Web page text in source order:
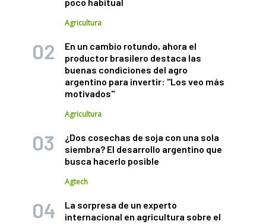
Agricultura
En un cambio rotundo, ahora el
productor brasilero destaca las
buenas condiciones del agro
argentino para invertir: "Los veo más
motivados"
Agricultura
¿Dos cosechas de soja con una sola
siembra? El desarrollo argentino que
busca hacerlo posible
Agtech
La sorpresa de un experto
internacional en agricultura sobre el